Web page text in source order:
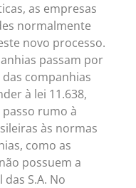
as empresas
normalmente
novo processo.
passam por
companhias
à lei 11.638,
rumo à
às normas
como as
possuem a
S.A. No